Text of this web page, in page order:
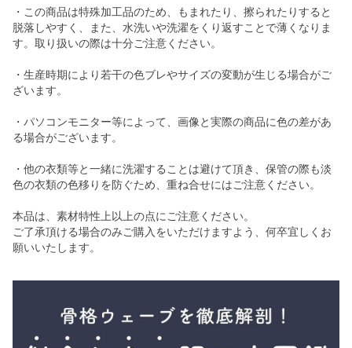
・この商品は特殊加工品のため、もまれたり、擦られたりすると
脱落しやすく、また、水洗いや洗濯をくり返すことで薄くなりま
す。取り扱いの際は十分ご注意ください。
・生産時期により若干の色ブレやサイズの変動が生じる場合がご
ざいます。
・パソコンモニター等によって、画像と実際の商品に色の差があ
る場合がございます。
・他の衣類等と一緒に洗濯することは避けて頂き、保管の際も淡
色の衣類の色移りを防ぐため、重ね合せにはご注意ください。
本品は、素材特性上以上の点にご注意ください。
ご了承頂ける場合のみご購入をいただけますよう、何卒宜しくお
願いいたします。